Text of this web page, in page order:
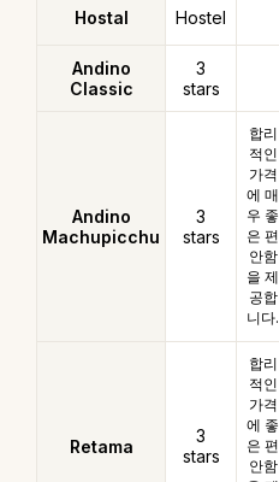
Hostal Hostel
Andino
Classic
3
stars
Andino
Machupicchu
3
stars
합리
적인
가격
에 매
우 좋
은 편
안함
을 제
공합
니다.
Retama
3
stars
합리
적인
가격
에 좋
은 편
안함